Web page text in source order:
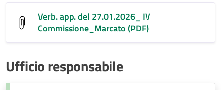
Verb. app. del 27.01.2026_ IV
Commissione_Marcato (PDF)
Ufficio responsabile